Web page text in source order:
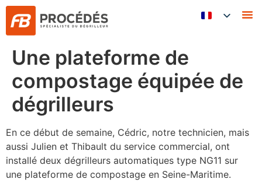
Une plateforme de
compostage équipée de
dégrilleurs
En ce début de semaine, Cédric, notre technicien, mais
aussi Julien et Thibault du service commercial, ont
installé deux dégrilleurs automatiques type NG11 sur
une plateforme de compostage en Seine-Maritime.